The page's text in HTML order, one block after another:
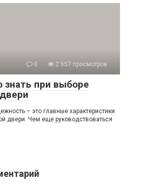
0 2 557 просмотров
знать при выборе
– это главные характеристики
двери. Чем еще руководствоваться